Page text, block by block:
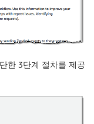
한 3단계 절차를 제공